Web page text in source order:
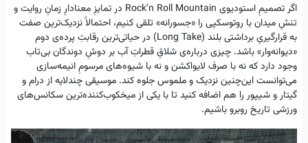
اگر تصمیمِ استودیوی Rock’n Roll Mountain در تمایزِ معنادارِ زمانِ روایت و
تنشِ میدان با روتوسکپی را «جسورانه» تلقی کنیم، احتمالاً نزدیک‌ترین صفت
به قرارگیریِ برداشتی بلند (Long Take) در حیاتی‌ترین رقابتِ پرده‌ی دوم
«دیوانه‌وار» باشد. چیزی درباره‌ی شلاقِ قطراتِ آب بر دوشِ دوندگان بی‌تاب
وجود دارد که نه با صرف لایواکشن و نه با شیوه‌های مرسومِ انیمه‌‌سازی
می‌توانست این‌‌چنین نزدیک و ملموس جلوه کند. موسیقی چندلایه از درام و
گیتار و شیپور را هم اضافه کنید تا با یکی از میخکوب‌کننده‌ترین سکانس‌های
ورزشی تاریخ روبرو باشیم.